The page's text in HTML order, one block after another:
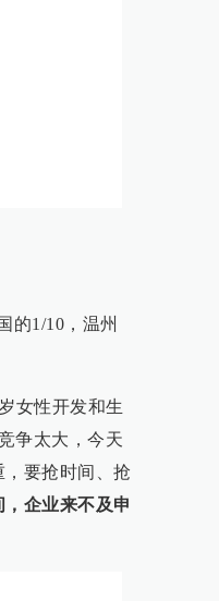
的1/10，温州
女性开发和生
争太大，今天
要抢时间、抢
企业来不及申